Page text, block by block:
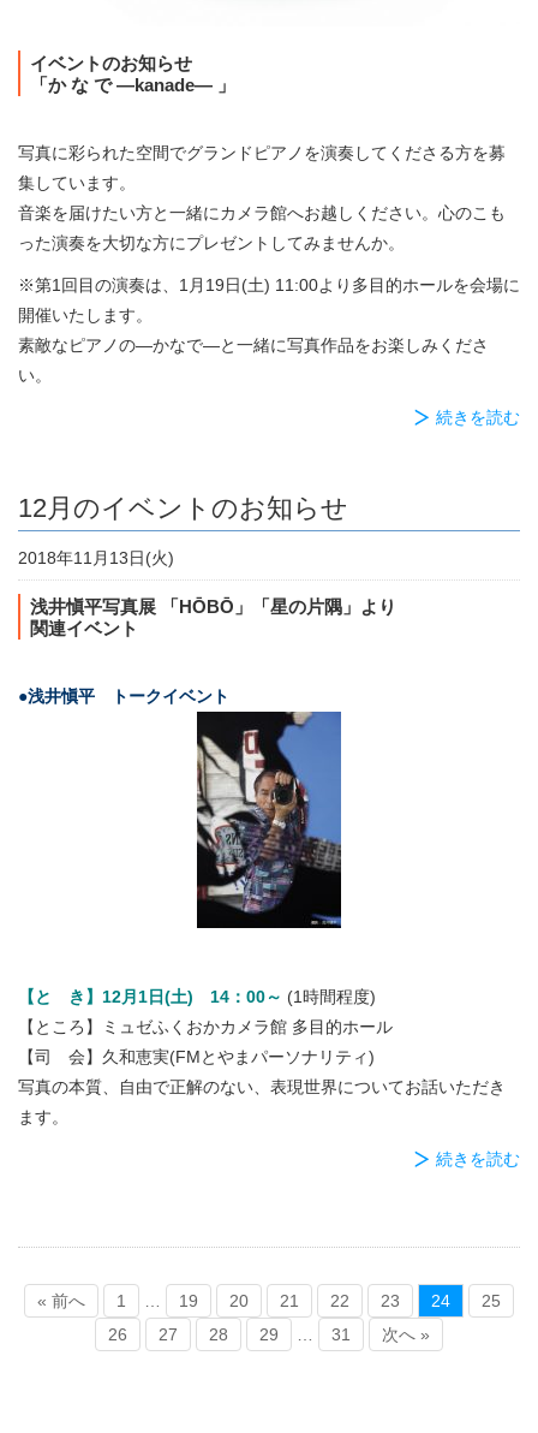
イベントのお知らせ
「か な で ―kanade― 」
写真に彩られた空間でグランドピアノを演奏してくださる方を募
集しています。
音楽を届けたい方と一緒にカメラ館へお越しください。心のこも
った演奏を大切な方にプレゼントしてみませんか。
※第1回目の演奏は、1月19日(土) 11:00より多目的ホールを会場に
開催いたします。
素敵なピアノの―かなで―と一緒に写真作品をお楽しみくださ
い。
続きを読む
12月のイベントのお知らせ
2018年11月13日(火)
浅井愼平写真展 「HŌBŌ」「星の片隅」より
関連イベント
●浅井愼平 トークイベント
【と き】12月1日(土) 14：00～ (1時間程度)
【ところ】ミュゼふくおかカメラ館 多目的ホール
【司 会】久和恵実(FMとやまパーソナリティ)
写真の本質、自由で正解のない、表現世界についてお話いただき
ます。
続きを読む
« 前へ 1 19 20 21 22 23 24
25
26
27 28 29 31 次へ »